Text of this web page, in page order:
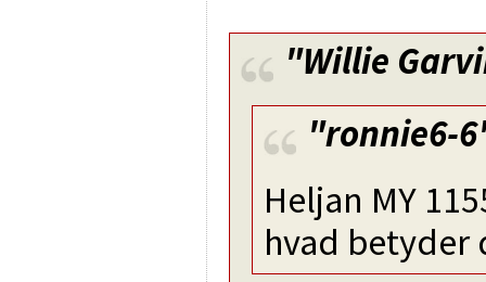
"Willie
"ronnie6-
Heljan MY
hvad betyder